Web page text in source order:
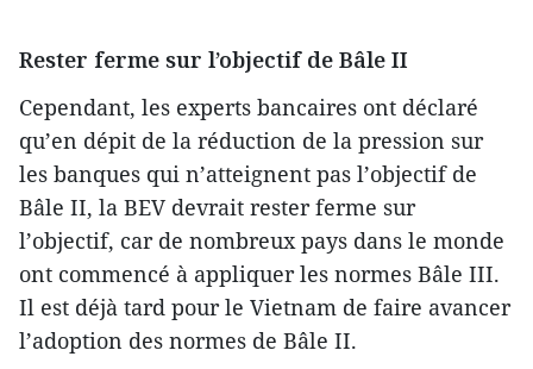
Rester ferme sur l’objectif de Bâle II
Cependant, les experts bancaires ont déclaré
qu’en dépit de la réduction de la pression sur
les banques qui n’atteignent pas l’objectif de
Bâle II, la BEV devrait rester ferme sur
l’objectif, car de nombreux pays dans le monde
ont commencé à appliquer les normes Bâle III.
Il est déjà tard pour le Vietnam de faire avancer
l’adoption des normes de Bâle II.